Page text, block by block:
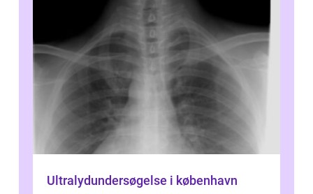
Ultralydundersøgelse i københavn